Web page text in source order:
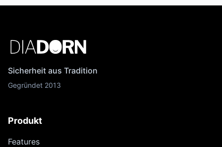
Sicherheit aus Tradition
Gegründet 2013
Produkt
Features